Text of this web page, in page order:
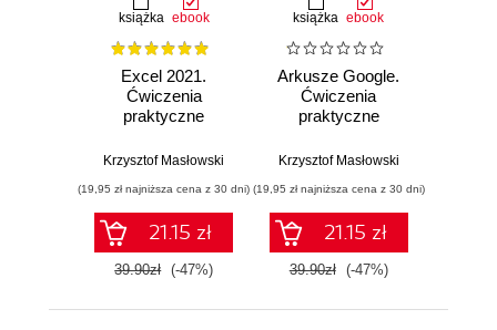
książka ebook
Excel 2021.
Ćwiczenia
praktyczne
Krzysztof Masłowski
(19,95 zł najniższa cena z 30 dni)
21.15 zł
39.90zł (-47%)
książka ebook
Arkusze Google.
Ćwiczenia
praktyczne
Krzysztof Masłowski
(19,95 zł najniższa cena z 30 dni)
21.15 zł
39.90zł (-47%)